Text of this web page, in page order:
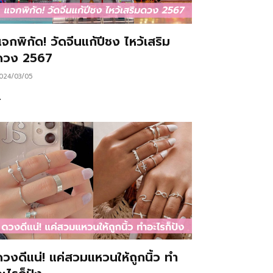
กพิกัด! วัดจีนแก้ปีชง ไหว้เสริม
ง 2567
03/05
งดีแน่! แค่สวมแหวนให้ถูกนิ้ว ทำ